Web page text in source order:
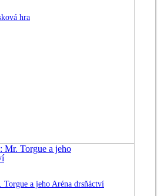
hra
Torgue a jeho Aréna drsňáctví